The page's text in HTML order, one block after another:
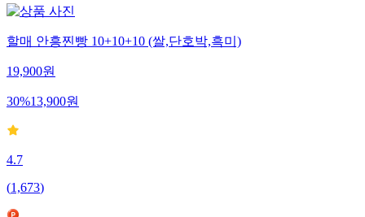
할매 안흥찐빵 10+10+10 (쌀,단호박,흑미)
19,900원
30%13,900원
4.7
(1,673)